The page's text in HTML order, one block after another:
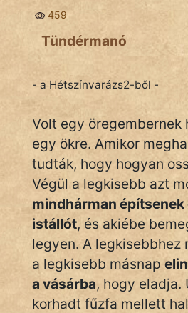
Komédia
Kötelező
Mitológia
Monda
Novella
És
Elbeszélés
Regény
Tanmese
459
Tündérmanó
- a Hétszínvarázs2-ből -
Volt egy öregembernek
egy ökre. Amikor
tudták, hogy hogyan
Végül a legkisebb azt
mindhárman
istállót, és akiébe
legyen. A legkisebbhez
a legkisebb másnap
a vásárba, hogy eladja.
korhadt fűzfa mellett